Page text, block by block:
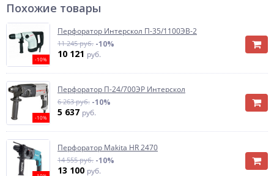
Похожие товары
-10%
Перфоратор Интерскол П-35/1100ЭВ-2
11 245 руб. -10%
10 121 руб.
-10%
Перфоратор П-24/700ЭР Интерскол
6 263 руб. -10%
5 637 руб.
Перфоратор Makita HR 2470
14 555 руб. -10%
13 100 руб.